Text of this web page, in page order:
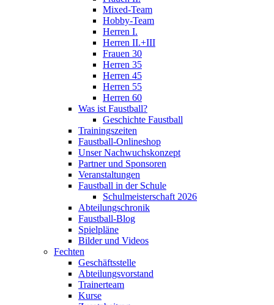
Mixed-Team
Hobby-Team
Herren I.
Herren II.+III
Frauen 30
Herren 35
Herren 45
Herren 55
Herren 60
Was ist Faustball?
Geschichte Faustball
Trainingszeiten
Faustball-Onlineshop
Unser Nachwuchskonzept
Partner und Sponsoren
Veranstaltungen
Faustball in der Schule
Schulmeisterschaft 2026
Abteilungschronik
Faustball-Blog
Spielpläne
Bilder und Videos
Fechten
Geschäftsstelle
Abteilungsvorstand
Trainerteam
Kurse